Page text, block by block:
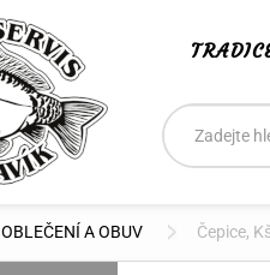
Vyhledávání
Hledat
OBLEČENÍ A OBUV Čepice,